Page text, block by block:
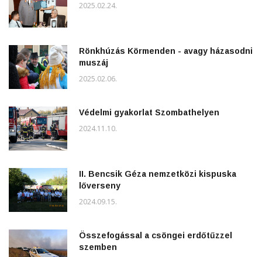
2025.02.24.
Rönkhúzás Körmenden - avagy házasodni
muszáj
2025.02.06.
Védelmi gyakorlat Szombathelyen
2024.11.10.
II. Bencsik Géza nemzetközi kispuska
lőverseny
2024.09.15.
Összefogással a csöngei erdőtűzzel
szemben